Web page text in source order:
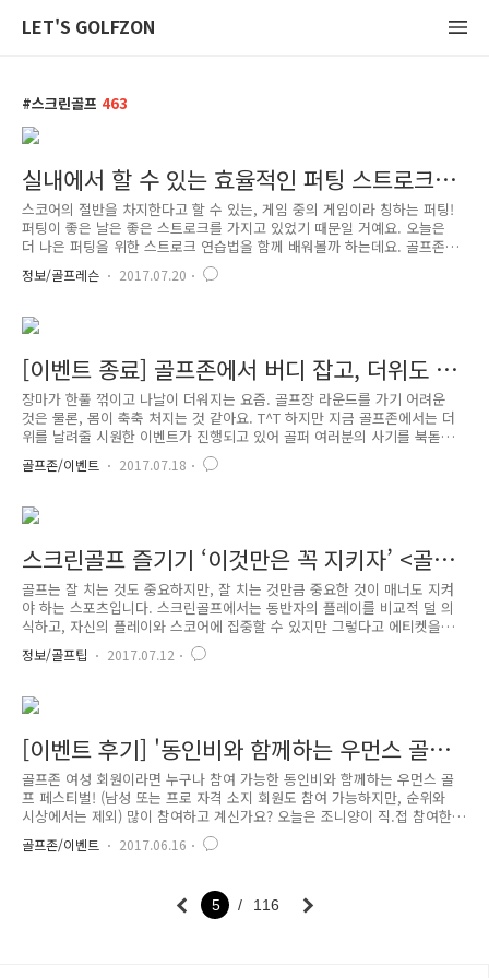
LET'S GOLFZON
스크린골프 463
실내에서 할 수 있는 효율적인 퍼팅 스트로크
연습 (by.GEA 김세민 코치)
스코어의 절반을 차지한다고 할 수 있는, 게임 중의 게임이라 칭하는 퍼팅!
퍼팅이 좋은 날은 좋은 스트로크를 가지고 있었기 때문일 거예요. 오늘은
더 나은 퍼팅을 위한 스트로크 연습법을 함께 배워볼까 하는데요. 골프존
엘리트 아카데미의 김세민 코치 그리고 유혜수 프로와 함께, 실내에서도
할 수 있는 간단한 도구를 이용한 퍼팅 스트로크 연습 방법을 알아보도록
인 훈련 프로그램!" 골프 아카데미의 새로운 패러다임을 만들어가고 있는
골프존 엘리트아카데미는 체계적이고 전문적인 교육 프로그램 및 골프존의
기술력과 노하우를 집대성한 골프토탈솔루션을 기반으로 세계 무대에 설
수 있는 우수한 선수들을 발굴하고 키워냅니다. 세계적인 대회에서 엘리..
정보/골프레슨 2017.07.20
[이벤트 종료] 골프존에서 버디 잡고, 더위도 잡
는 <무더위 극뽁, 룰렛버디 이벤트>
장마가 한풀 꺾이고 나날이 더워지는 요즘. 골프장 라운드를 가기 어려운
것은 물론, 몸이 축축 처지는 것 같아요. T^T 하지만 지금 골프존에서는 더
위를 날려줄 시원한 이벤트가 진행되고 있어 골퍼 여러분의 사기를 북돋아
드릴 예정인데요 오션월드 입장권부터 베스킨라빈스 아이스크림, 아메리카
노 등 여름을 시원하게 보낼 수 있는 다양한 경품들이 기다리고 있는
는데요. 이벤트 참여기간부터 (가장 중요한)경품까지, 조니양과 함께 알아
볼까요? [이벤트 참여기간] 2017년 7월 4일 ~ 8월 7일(월) (35일간) [이벤트
참여장소] 전국 골프존 - 비전, 비전플러스, 투비전 *투비전 전용 룰렛버디
이벤트 CC 경주GGC, 북대구GGC, 블..
골프존/이벤트 2017.07.18
스크린골프 즐기기 ‘이것만은 꼭 지키자’ <골프
존 에티켓>
골프는 잘 치는 것도 중요하지만, 잘 치는 것만큼 중요한 것이 매너도 지켜
야 하는 스포츠입니다. 스크린골프에서는 동반자의 플레이를 비교적 덜 의
식하고, 자신의 플레이와 스코어에 집중할 수 있지만 그렇다고 에티켓을
지키지 않는다면 안되겠죠? 초보골퍼들에게도, 스크린골프를 즐겨하는 이
들에게도 도움이 될 수 있는 골프존 에티켓! 어떤 것이 있는지 살펴보도록
이유로 충분한 준비운동 없이 스크린골프를 즐기곤 합니다. 준비운동 없이
스윙을 하게 되면 작은 통증부터 부상을 불러일으킬 수 있습니다. 오히려
야외에서의 라운딩은 걸으면서 하기 때문에 자연스러운 스트레칭이나 준비
운동이 중간중간 이루어지지만, 스크린골프에서는 걷는 거리도 적고 쉬는
동..
정보/골프팁 2017.07.12
[이벤트 후기] '동인비와 함께하는 우먼스 골프
페스티벌' 리얼 후기!
골프존 여성 회원이라면 누구나 참여 가능한 동인비와 함께하는 우먼스 골
프 페스티벌! (남성 또는 프로 자격 소지 회원도 참여 가능하지만, 순위와
시상에서는 제외) 많이 참여하고 계신가요? 오늘은 조니양이 직.접 참여한
우먼스 골프 페스티벌 참여해본 후기를 들려드리려고 하는데요. 저 만큼이
나 여러분도 이번 페스티벌을 재미있게 즐기셨으면 좋겠네요~! 계속해서
먼스 골프 페스티벌에 참여해보기로 합니다. 참여방법은 기존 대회나 이벤
트와 조금 다르기 때문에 유의하여 봐주시길 바랍니다. 먼저 골프존 로그
골프존/이벤트 2017.06.16
5 116